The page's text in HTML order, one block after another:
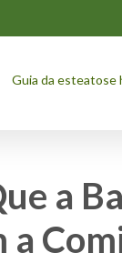
Guia da esteatose
a